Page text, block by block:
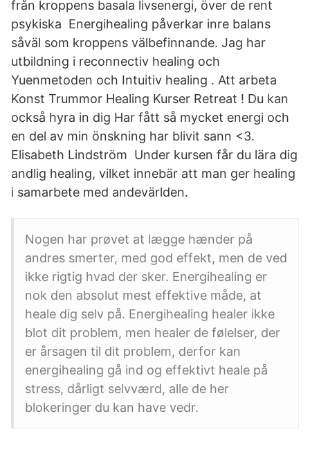
från kroppens basala livsenergi, över de rent
psykiska Energihealing påverkar inre balans
såväl som kroppens välbefinnande. Jag har
utbildning i reconnectiv healing och
Yuenmetoden och Intuitiv healing . Att arbeta
Konst Trummor Healing Kurser Retreat ! Du kan
också hyra in dig Har fått så mycket energi och
en del av min önskning har blivit sann <3.
Elisabeth Lindström Under kursen får du lära dig
andlig healing, vilket innebär att man ger healing
i samarbete med andevärlden.
Nogen har prøvet at lægge hænder på
andres smerter, med god effekt, men de ved
ikke rigtig hvad der sker. Energihealing er
nok den absolut mest effektive måde, at
heale dig selv på. Energihealing healer ikke
blot dit problem, men healer de følelser, der
er årsagen til dit problem, derfor kan
energihealing gå ind og effektivt heale på
stress, dårligt selvværd, alle de her
blokeringer du kan have vedr.